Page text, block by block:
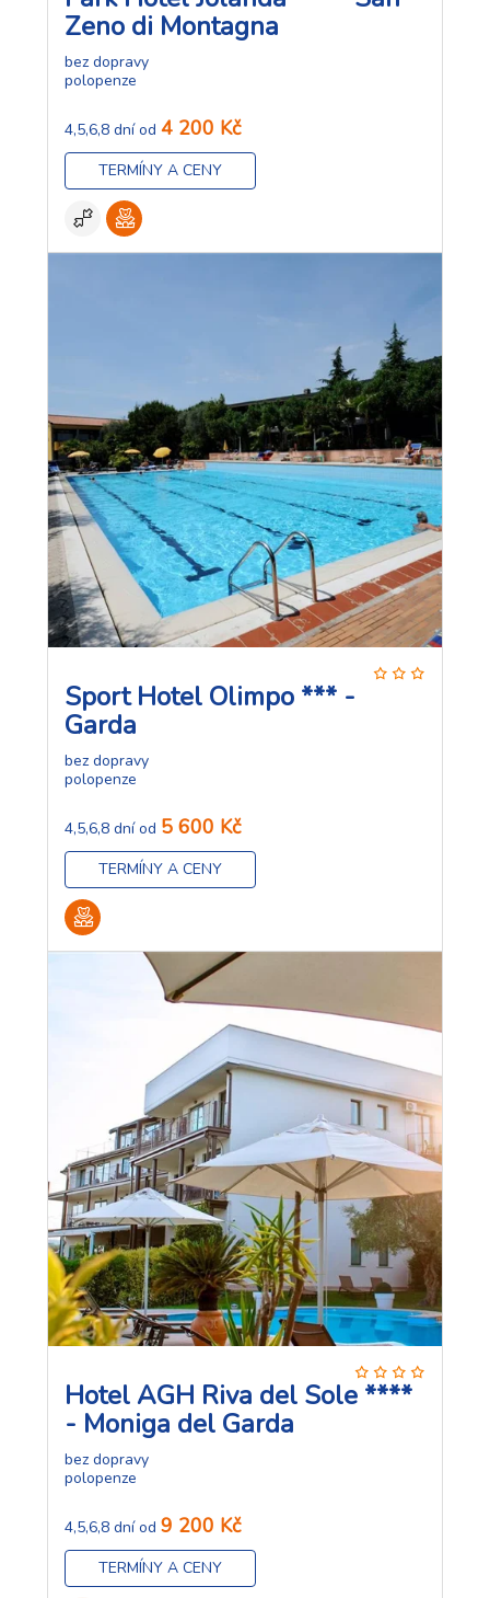
Zeno di Montagna
bez dopravy
polopenze
4,5,6,8 dní od 4 200 Kč
TERMÍNY A CENY
Sport Hotel Olimpo *** -
Garda
bez dopravy
polopenze
4,5,6,8 dní od 5 600 Kč
TERMÍNY A CENY
Hotel AGH Riva del Sole ****
- Moniga del Garda
bez dopravy
polopenze
4,5,6,8 dní od 9 200 Kč
TERMÍNY A CENY